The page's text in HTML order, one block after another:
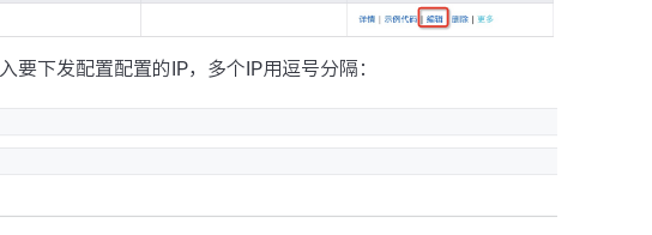
要下发配置配置的IP，多个IP用逗号分隔：